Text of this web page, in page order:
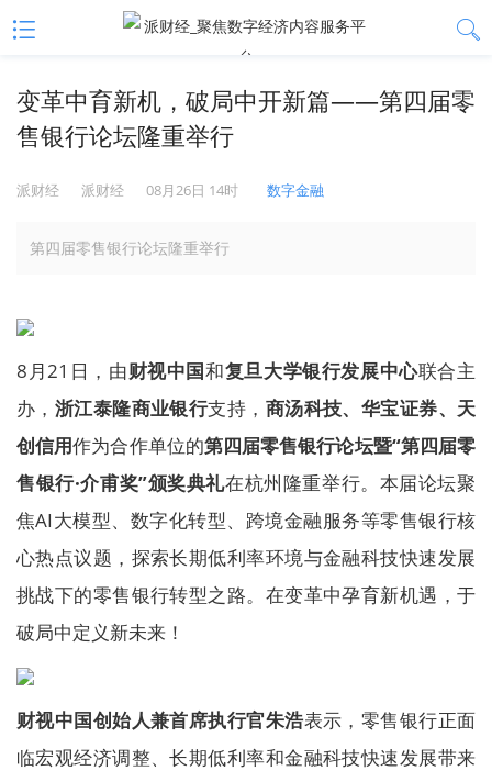
变革中育新机，破局中开新篇——第四届零
售银行论坛隆重举行
派财经 派财经 08月26日 14时 数字金融
第四届零售银行论坛隆重举行
8月21日，由财视中国和复旦大学银行发展中心联合主
办， 浙江泰隆商业银行支持， 商汤科技、华宝证券、天
创信用作为合作单位的第四届零售银行论坛暨“第四届零
售银行·介甫奖”颁奖典礼在杭州隆重举行。本届论坛聚
焦AI大模型、数字化转型、跨境金融服务等零售银行核
心热点议题，探索长期低利率环境与金融科技快速发展
挑战下的零售银行转型之路。在变革中孕育新机遇，于
破局中定义新未来！
财视中国创始人兼首席执行官朱浩表示，零售银行正面
临宏观经济调整、长期低利率和金融科技快速发展带来